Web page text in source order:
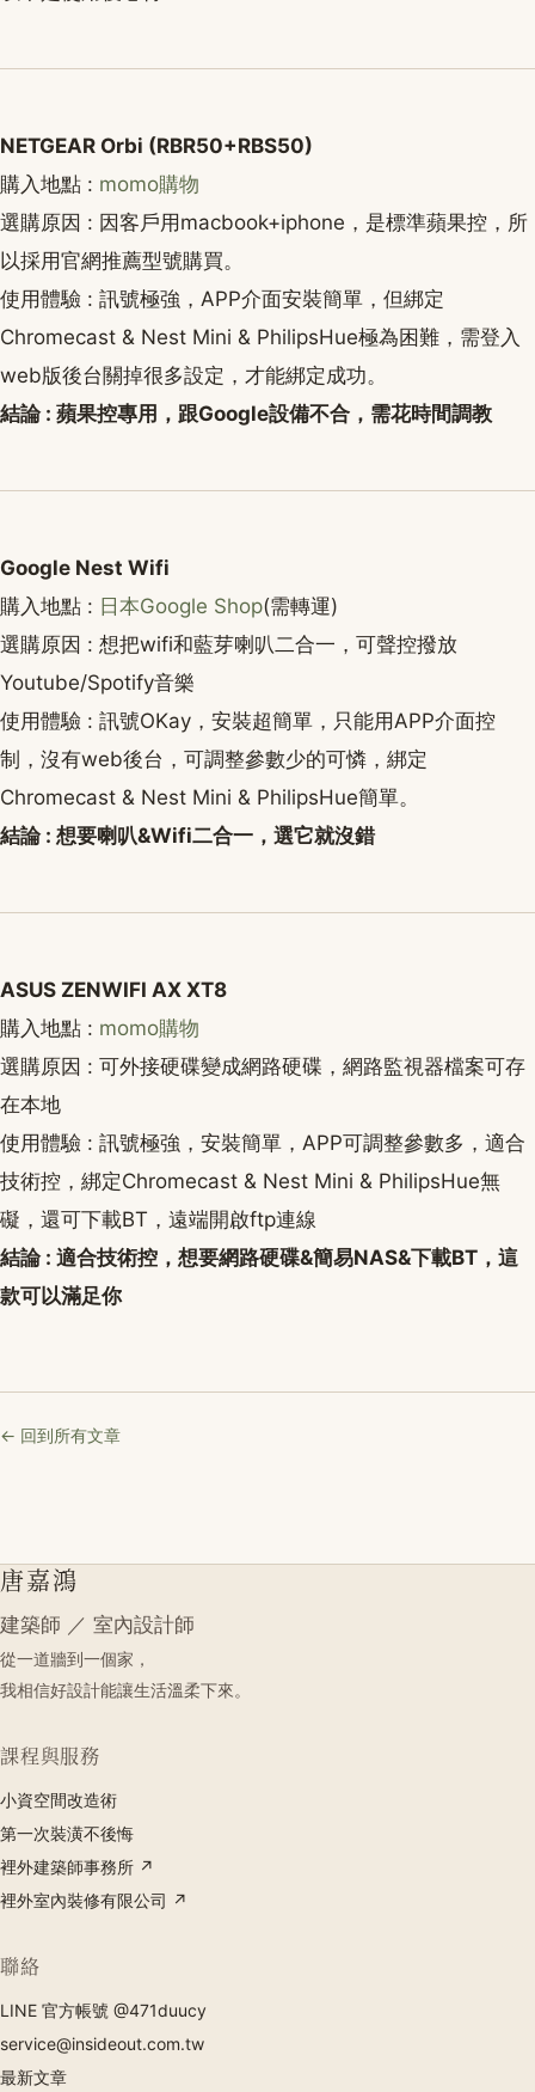
NETGEAR Orbi (RBR50+RBS50)
購入地點 : momo購物
選購原因 : 因客戶用macbook+iphone，是標準蘋果控，所
以採用官網推薦型號購買。
使用體驗 : 訊號極強，APP介面安裝簡單，但綁定
Chromecast & Nest Mini & PhilipsHue極為困難，需登入
web版後台關掉很多設定，才能綁定成功。
結論 : 蘋果控專用，跟Google設備不合，需花時間調教
Google Nest Wifi
購入地點 : 日本Google Shop(需轉運)
選購原因 : 想把wifi和藍芽喇叭二合一，可聲控撥放
Youtube/Spotify音樂
使用體驗 : 訊號OKay，安裝超簡單，只能用APP介面控
制，沒有web後台，可調整參數少的可憐，綁定
Chromecast & Nest Mini & PhilipsHue簡單。
結論 : 想要喇叭&Wifi二合一，選它就沒錯
ASUS ZENWIFI AX XT8
購入地點 : momo購物
選購原因 : 可外接硬碟變成網路硬碟，網路監視器檔案可存
在本地
使用體驗 : 訊號極強，安裝簡單，APP可調整參數多，適合
技術控，綁定Chromecast & Nest Mini & PhilipsHue無
礙，還可下載BT，遠端開啟ftp連線
結論 : 適合技術控，想要網路硬碟&簡易NAS&下載BT，這
款可以滿足你
← 回到所有文章
唐嘉鴻
建築師 ／ 室內設計師
從一道牆到一個家，
我相信好設計能讓生活溫柔下來。
課程與服務
小資空間改造術
第一次裝潢不後悔
裡外建築師事務所 ↗
裡外室內裝修有限公司 ↗
聯絡
LINE 官方帳號 @471duucy
service@insideout.com.tw
最新文章